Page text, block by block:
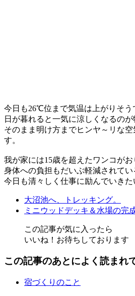
今日も26℃位まで気温は上がりそう
日が暮れると一気に涼しくなるのが
そのまま明け方までヒンヤ～リな
す。
我が家には15歳を超えたワンコがお
身体への負担もだいぶ軽減されてい
今日も清々しく仕事に励んでいきた
大沼池へ、トレッキング。
ミニウッドデッキ＆水場の完成
この記事が気に入ったら
いいね！お待ちしております
この記事のあとによく読まれ
宿づくりのこと